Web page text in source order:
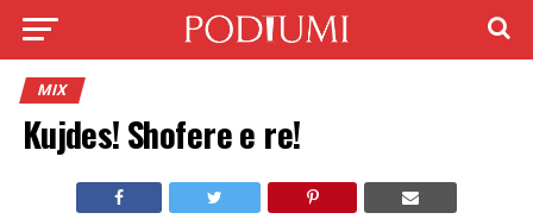
MIX
Kujdes! Shofere e re!